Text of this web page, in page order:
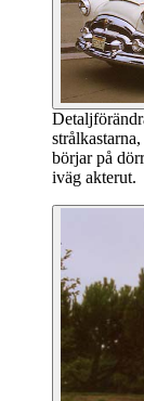
börjar på
iväg akterut.